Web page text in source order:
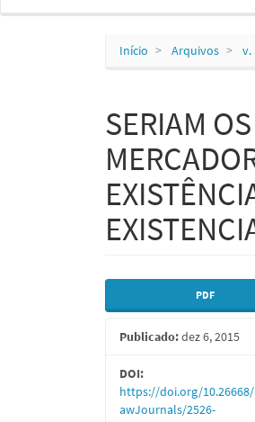
Início Arquivos v.
SERIAM
Barra
lateral
de
artigos
PDF
Publicado:dez 6, 2015
DOI:
https://doi.org/
awJournals/2526-